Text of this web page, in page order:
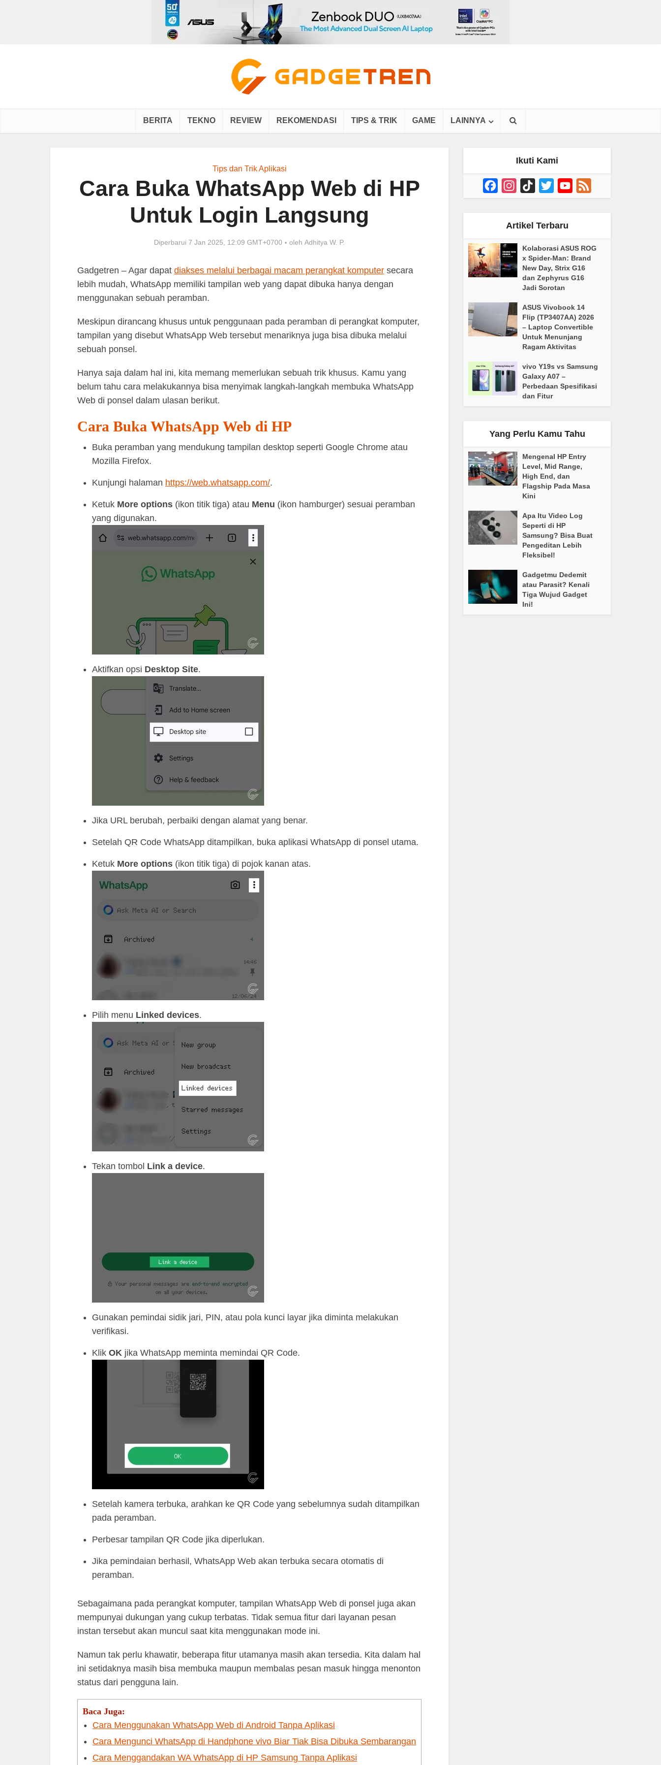
BERITA TEKNO REVIEW REKOMENDASI TIPS & TRIK GAME LAINNYA
Tips dan Trik Aplikasi
Cara Buka WhatsApp Web di HP
Untuk Login Langsung
Diperbarui 7 Jan 2025, 12:09 GMT+0700 oleh Adhitya W. P.
Gadgetren – Agar dapat diakses melalui berbagai macam perangkat komputer secara
lebih mudah, WhatsApp memiliki tampilan web yang dapat dibuka hanya dengan
menggunakan sebuah peramban.
Meskipun dirancang khusus untuk penggunaan pada peramban di perangkat komputer,
tampilan yang disebut WhatsApp Web tersebut menariknya juga bisa dibuka melalui
sebuah ponsel.
Hanya saja dalam hal ini, kita memang memerlukan sebuah trik khusus. Kamu yang
belum tahu cara melakukannya bisa menyimak langkah-langkah membuka WhatsApp
Web di ponsel dalam ulasan berikut.
Cara Buka WhatsApp Web di HP
Buka peramban yang mendukung tampilan desktop seperti Google Chrome atau
Mozilla Firefox.
Kunjungi halaman https://web.whatsapp.com/.
Ketuk More options (ikon titik tiga) atau Menu (ikon hamburger) sesuai peramban
yang digunakan.
Aktifkan opsi Desktop Site.
Jika URL berubah, perbaiki dengan alamat yang benar.
Setelah QR Code WhatsApp ditampilkan, buka aplikasi WhatsApp di ponsel utama.
Ketuk More options (ikon titik tiga) di pojok kanan atas.
Pilih menu Linked devices.
Tekan tombol Link a device.
Gunakan pemindai sidik jari, PIN, atau pola kunci layar jika diminta melakukan
verifikasi.
Klik OK jika WhatsApp meminta memindai QR Code.
Setelah kamera terbuka, arahkan ke QR Code yang sebelumnya sudah ditampilkan
pada peramban.
Perbesar tampilan QR Code jika diperlukan.
Jika pemindaian berhasil, WhatsApp Web akan terbuka secara otomatis di
peramban.
Sebagaimana pada perangkat komputer, tampilan WhatsApp Web di ponsel juga akan
mempunyai dukungan yang cukup terbatas. Tidak semua fitur dari layanan pesan
instan tersebut akan muncul saat kita menggunakan mode ini.
Namun tak perlu khawatir, beberapa fitur utamanya masih akan tersedia. Kita dalam hal
ini setidaknya masih bisa membuka maupun membalas pesan masuk hingga menonton
status dari pengguna lain.
Baca Juga:
Cara Menggunakan WhatsApp Web di Android Tanpa Aplikasi
Cara Mengunci WhatsApp di Handphone vivo Biar Tiak Bisa Dibuka Sembarangan
Cara Menggandakan WA WhatsApp di HP Samsung Tanpa Aplikasi
Ikuti Kami
FacebookInstagram
TikTok Twitter YouTube
Channel
Artikel Terbaru
Kolaborasi ASUS ROG
x Spider-Man: Brand
New Day, Strix G16
dan Zephyrus G16
Jadi Sorotan
ASUS Vivobook 14
Flip (TP3407AA) 2026
– Laptop Convertible
Untuk Menunjang
Ragam Aktivitas
vivo Y19s vs Samsung
Galaxy A07 –
Perbedaan Spesifikasi
dan Fitur
Yang Perlu Kamu Tahu
Mengenal HP Entry
Level, Mid Range,
High End, dan
Flagship Pada Masa
Kini
Apa Itu Video Log
Seperti di HP
Samsung? Bisa Buat
Pengeditan Lebih
Fleksibel!
Gadgetmu Dedemit
atau Parasit? Kenali
Tiga Wujud Gadget
Ini!